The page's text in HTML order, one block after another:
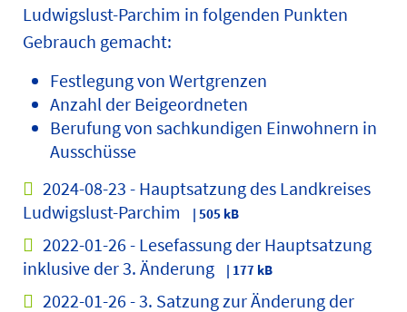
Ludwigslust-Parchim in folgenden Punkten
Gebrauch gemacht:
Festlegung von Wertgrenzen
Anzahl der Beigeordneten
Berufung von sachkundigen Einwohnern in
Ausschüsse
2024-08-23 - Hauptsatzung des Landkreises
Ludwigslust-Parchim
| 505 kB
2022-01-26 - Lesefassung der Hauptsatzung
inklusive der 3. Änderung
| 177 kB
2022-01-26 - 3. Satzung zur Änderung der